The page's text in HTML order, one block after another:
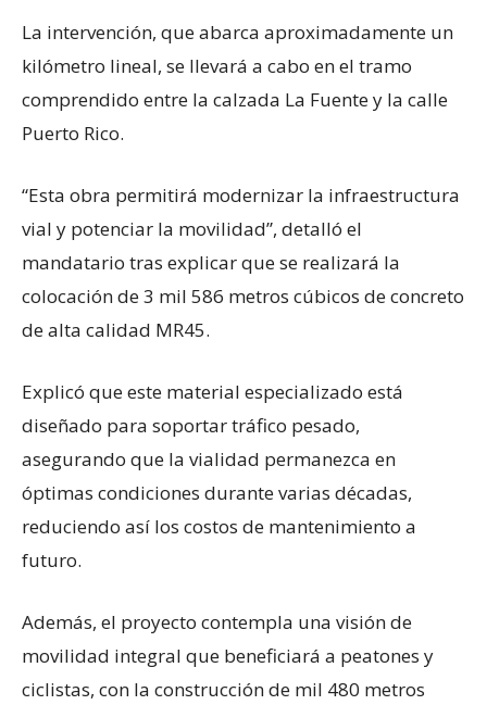
La intervención, que abarca aproximadamente un
kilómetro lineal, se llevará a cabo en el tramo
comprendido entre la calzada La Fuente y la calle
Puerto Rico.
“Esta obra permitirá modernizar la infraestructura
vial y potenciar la movilidad”, detalló el
mandatario tras explicar que se realizará la
colocación de 3 mil 586 metros cúbicos de concreto
de alta calidad MR45.
Explicó que este material especializado está
diseñado para soportar tráfico pesado,
asegurando que la vialidad permanezca en
óptimas condiciones durante varias décadas,
reduciendo así los costos de mantenimiento a
futuro.
Además, el proyecto contempla una visión de
movilidad integral que beneficiará a peatones y
ciclistas, con la construcción de mil 480 metros